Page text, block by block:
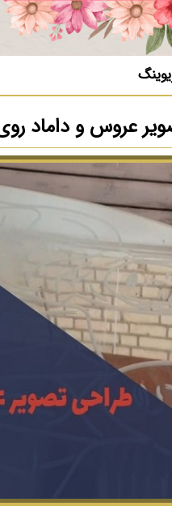
عروس و داماد روی